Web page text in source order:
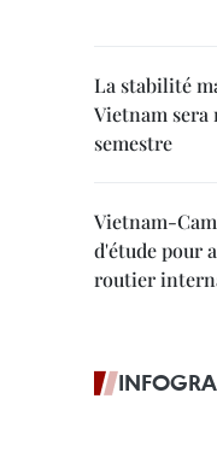
La stabilité
Vietnam sera
semestre
Vietnam-
d'étude pour
routier